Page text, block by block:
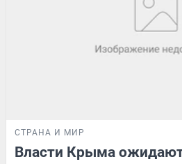
СТРАНА И МИР
Власти Крыма